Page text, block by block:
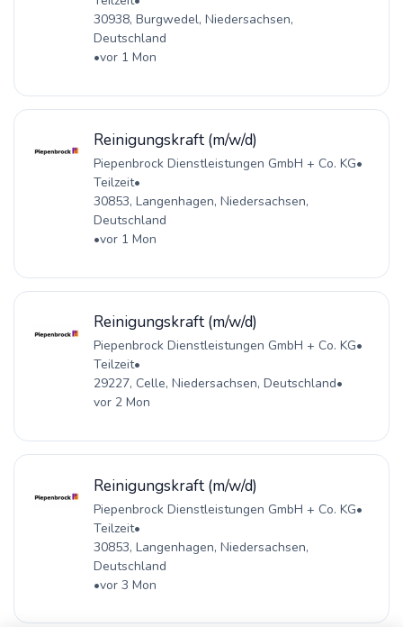
30938, Burgwedel, Niedersachsen,
Deutschland
•vor 1 Mon
Reinigungskraft (m/w/d)
Piepenbrock Dienstleistungen GmbH + Co. KG•
Teilzeit•
30853, Langenhagen, Niedersachsen,
Deutschland
•vor 1 Mon
Reinigungskraft (m/w/d)
Piepenbrock Dienstleistungen GmbH + Co. KG•
Teilzeit•
29227, Celle, Niedersachsen, Deutschland•
vor 2 Mon
Reinigungskraft (m/w/d)
Piepenbrock Dienstleistungen GmbH + Co. KG•
Teilzeit•
30853, Langenhagen, Niedersachsen,
Deutschland
•vor 3 Mon